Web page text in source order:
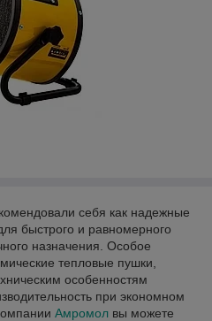
себя как надежные
быстрого и равномерного
назначения. Особое
тепловые пушки,
особенностям
при экономном
Амромол вы можете